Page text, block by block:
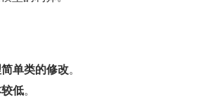
单类的修改。
低。